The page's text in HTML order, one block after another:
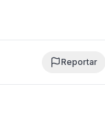
Reportar